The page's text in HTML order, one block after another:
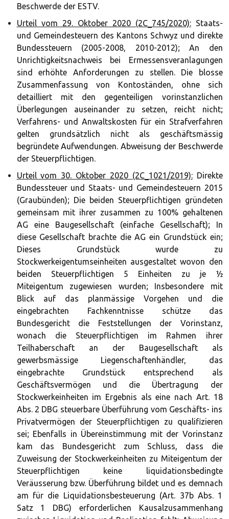
Beschwerde der ESTV.
Urteil vom 29. Oktober 2020 (2C_745/2020): Staats-
und Gemeindesteuern des Kantons Schwyz und direkte
Bundessteuern (2005-2008, 2010-2012); An den
Unrichtigkeitsnachweis bei Ermessensveranlagungen
sind erhöhte Anforderungen zu stellen. Die blosse
Zusammenfassung von Kontoständen, ohne sich
detailliert mit den gegenteiligen vorinstanzlichen
Überlegungen auseinander zu setzen, reicht nicht;
Verfahrens- und Anwaltskosten für ein Strafverfahren
gelten grundsätzlich nicht als geschäftsmässig
begründete Aufwendungen. Abweisung der Beschwerde
der Steuerpflichtigen.
Urteil vom 30. Oktober 2020 (2C_1021/2019):Direkte
Bundessteuer und Staats- und Gemeindesteuern 2015
(Graubünden); Die beiden Steuerpflichtigen gründeten
gemeinsam mit ihrer zusammen zu 100% gehaltenen
AG eine Baugesellschaft (einfache Gesellschaft); In
diese Gesellschaft brachte die AG ein Grundstück ein;
Dieses Grundstück wurde zu
Stockwerkeigentumseinheiten ausgestaltet wovon den
beiden Steuerpflichtigen 5 Einheiten zu je ½
Miteigentum zugewiesen wurden; Insbesondere mit
Blick auf das planmässige Vorgehen und die
eingebrachten Fachkenntnisse schütze das
Bundesgericht die Feststellungen der Vorinstanz,
wonach die Steuerpflichtigen im Rahmen ihrer
Teilhaberschaft an der Baugesellschaft als
gewerbsmässige Liegenschaftenhändler, das
eingebrachte Grundstück entsprechend als
Geschäftsvermögen und die Übertragung der
Stockwerkeinheiten im Ergebnis als eine nach Art. 18
Abs. 2 DBG steuerbare Überführung vom Geschäfts- ins
Privatvermögen der Steuerpflichtigen zu qualifizieren
sei; Ebenfalls in Übereinstimmung mit der Vorinstanz
kam das Bundesgericht zum Schluss, dass die
Zuweisung der Stockwerkeinheiten zu Miteigentum der
Steuerpflichtigen keine liquidationsbedingte
Veräusserung bzw. Überführung bildet und es demnach
am für die Liquidationsbesteuerung (Art. 37b Abs. 1
Satz 1 DBG) erforderlichen Kausalzusammenhang